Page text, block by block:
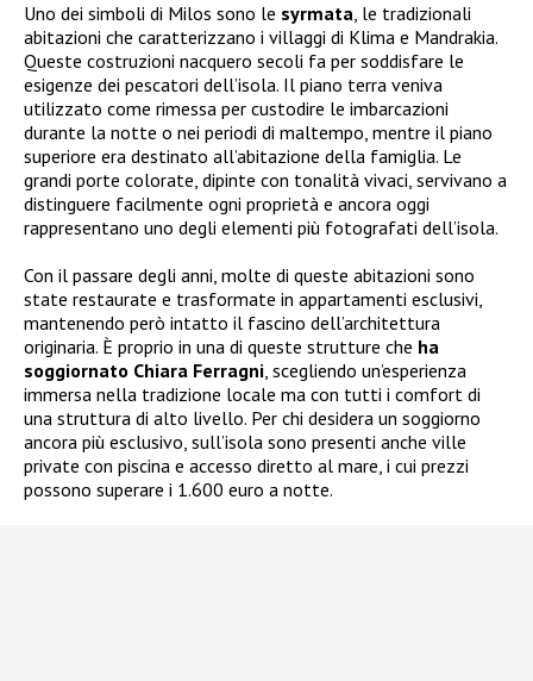
Uno dei simboli di Milos sono le syrmata, le tradizionali
abitazioni che caratterizzano i villaggi di Klima e Mandrakia.
Queste costruzioni nacquero secoli fa per soddisfare le
esigenze dei pescatori dell’isola. Il piano terra veniva
utilizzato come rimessa per custodire le imbarcazioni
durante la notte o nei periodi di maltempo, mentre il piano
superiore era destinato all’abitazione della famiglia. Le
grandi porte colorate, dipinte con tonalità vivaci, servivano a
distinguere facilmente ogni proprietà e ancora oggi
rappresentano uno degli elementi più fotografati dell’isola.
Con il passare degli anni, molte di queste abitazioni sono
state restaurate e trasformate in appartamenti esclusivi,
mantenendo però intatto il fascino dell’architettura
originaria. È proprio in una di queste strutture che ha
soggiornato Chiara Ferragni, scegliendo un’esperienza
immersa nella tradizione locale ma con tutti i comfort di
una struttura di alto livello. Per chi desidera un soggiorno
ancora più esclusivo, sull’isola sono presenti anche ville
private con piscina e accesso diretto al mare, i cui prezzi
possono superare i 1.600 euro a notte.